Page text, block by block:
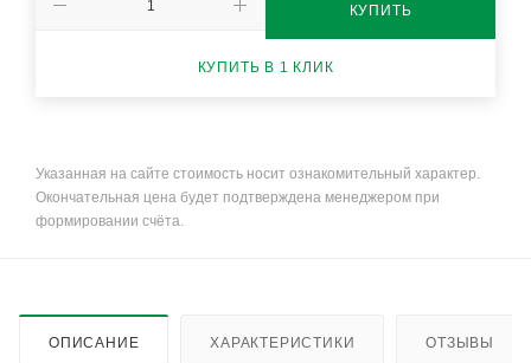
КУПИТЬ
КУПИТЬ В 1 КЛИК
Указанная на сайте стоимость носит ознакомительный характер.
Окончательная цена будет подтверждена менеджером при
формировании счёта.
ОПИСАНИЕ ХАРАКТЕРИСТИКИ ОТЗЫВЫ